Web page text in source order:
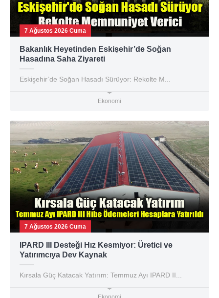
7 Ağustos 2026 Cuma
Bakanlık Heyetinden Eskişehir’de Soğan
Hasadına Saha Ziyareti
Eskişehir’de Soğan Hasadı Sürüyor: Rekolte M...
Ekonomi
7 Ağustos 2026 Cuma
IPARD III Desteği Hız Kesmiyor: Üretici ve
Yatırımcıya Dev Kaynak
Kırsala Güç Katacak Yatırım: Temmuz Ayı IPARD II...